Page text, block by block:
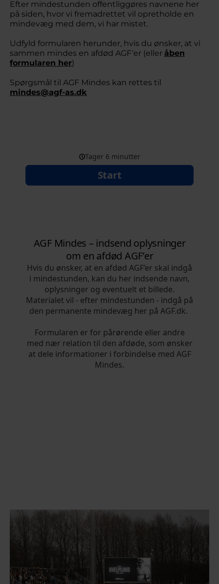
Efter mindestunden offentliggøres navnene her
på siden, hvor vi fremadrettet vil opretholde en
mindevæg med dem, vi har mistet.
Udfyld formularen herunder, hvis du ønsker, at vi
sammen mindes en afdød AGF'er (eller åben
formularen her)
Spørgsmål til AGF Mindes kan rettes til
mindes@agf-as.dk